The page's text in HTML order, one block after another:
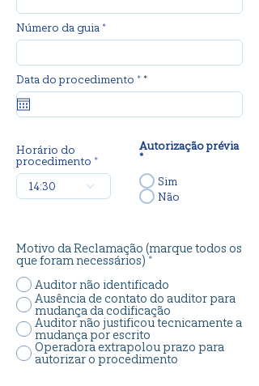
Número da guia *
Data do procedimento * *r
e
e
Horário do
procedimento *
14:30
Autorização prévia
*
Sim
Não
Motivo da Reclamação (marque todos os
que foram necessários) *
Auditor não identificado
Ausência de contato do auditor para
mudança da codificação
Auditor não justificou tecnicamente a
mudança por escrito
Operadora extrapolou prazo para
autorizar o procedimento